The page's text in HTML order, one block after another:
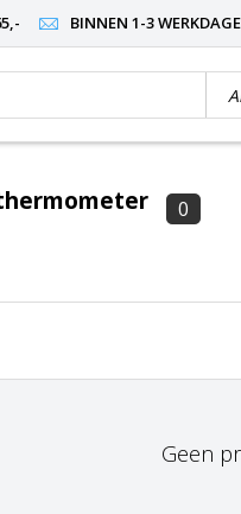
BINNEN 1-3
0
Geen